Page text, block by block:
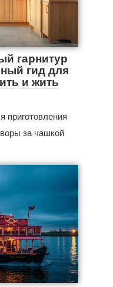
гарнитур
гид для
и жить
приготовления
за чашкой